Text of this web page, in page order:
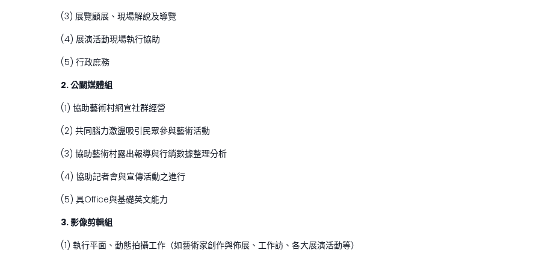
(3) 展覽顧展、現場解說及導覽
(4) 展演活動現場執行協助
(5) 行政庶務
2. 公關媒體組
(1) 協助藝術村網宣社群經營
(2) 共同腦力激盪吸引民眾參與藝術活動
(3) 協助藝術村露出報導與行銷數據整理分析
(4) 協助記者會與宣傳活動之進行
(5) 具Office與基礎英文能力
3.影像剪輯組
(1) 執行平面、動態拍攝工作（如藝術家創作與佈展、工作訪、各大展演活動等）